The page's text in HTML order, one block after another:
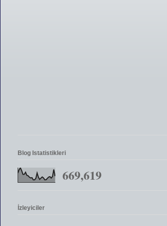
Blog Istatistikleri
669,619
İzleyiciler